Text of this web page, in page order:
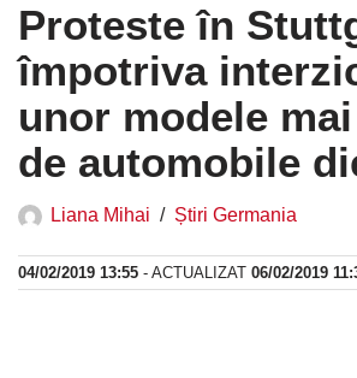
Proteste în
împotriva
unor modele
de automobile
Liana Mihai Știri Germania
04/02/2019 13:55 - ACTUALIZAT 06/02/2019